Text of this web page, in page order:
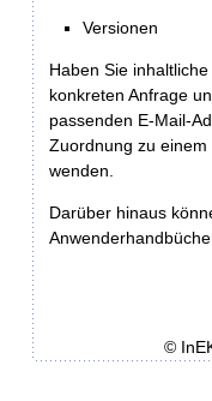
Versionen
Haben Sie
konkreten Anfrage
passenden E-Mail-
Zuordnung zu
wenden.
Darüber hinaus
©